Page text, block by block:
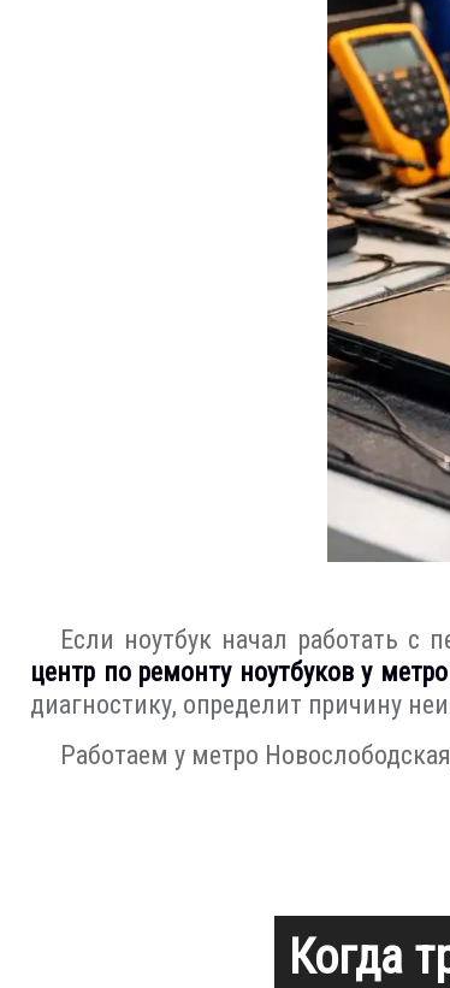
Если ноутбук начал работать
центр по ремонту ноутбуков у
диагностику, определит причину
Работаем у метро
Когда